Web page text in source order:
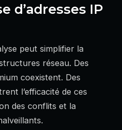
d’adresses IP
peut simplifier la
réseau. Des
coexistent. Des
l’efficacité de ces
des conflits et la